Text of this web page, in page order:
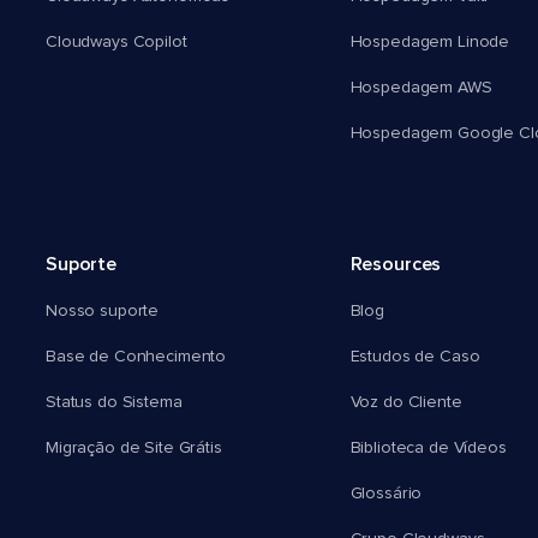
Cloudways Copilot Hospedagem Linode
Hospedagem AWS
Hospedagem Google
Suporte
Nosso suporte
Base de Conhecimento
Status do Sistema
Migração de Site Grátis
Resources
Blog
Estudos de Caso
Voz do Cliente
Biblioteca de Vídeos
Glossário